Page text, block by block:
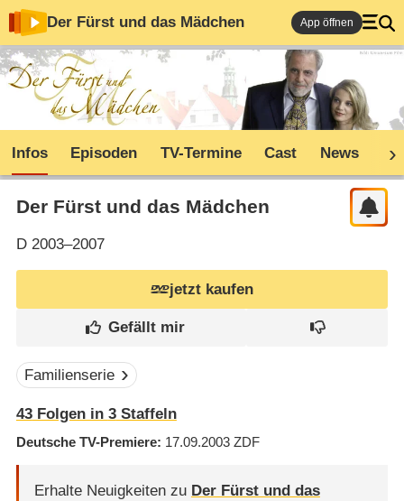
Der Fürst und das Mädchen App öffnen
Infos Episoden TV-Termine Cast News
Der Fürst und das Mädchen
D2003–2007
jetzt kaufen
Familienserie
43Folgen in 3Staffeln
Deutsche TV-Premiere 17.09.2003 ZDF
Erhalte Neuigkeiten zu Der Fürst und das